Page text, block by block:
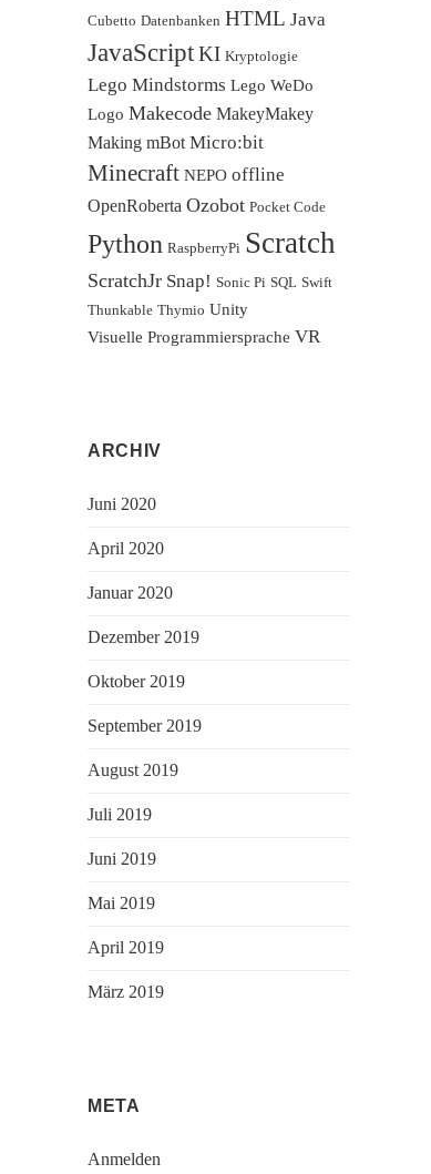
Cubetto Datenbanken HTML Java
JavaScriptKI Kryptologie
Lego Mindstorms Lego WeDo
Logo Makecode MakeyMakey
Making mBot Micro:bit
Minecraft NEPO offline
OpenRoberta Ozobot Pocket Code
Python RaspberryPi Scratch
ScratchJr Snap! Sonic Pi SQL Swift
Thunkable Thymio Unity
Visuelle Programmiersprache VR
ARCHIV
Juni 2020
April 2020
Januar 2020
Dezember 2019
Oktober 2019
September 2019
August 2019
Juli 2019
Juni 2019
Mai 2019
April 2019
März 2019
META
Anmelden